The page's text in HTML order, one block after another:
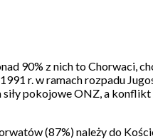
90% z nich to Chorwaci,
r. w ramach rozpadu
pokojowe ONZ, a
(87%) należy do